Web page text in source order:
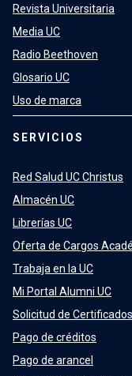
Revista Universitaria
Media UC
Radio Beethoven
Glosario UC
Uso de marca
SERVICIOS
Red Salud UC Christus
Almacén UC
Librerías UC
Oferta de Cargos
Trabaja en la UC
Mi Portal Alumni UC
Solicitud de Certificados
Pago de créditos
Pago de arancel